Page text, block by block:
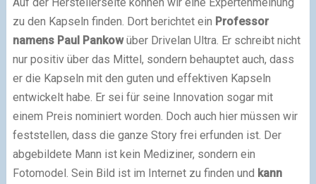
zu den Kapseln finden. Dort berichtet ein Professor
namens Paul Pankowüber Drivelan Ultra. Er schreibt nicht
nur positiv über das Mittel, sondern behauptet auch, dass
er die Kapseln mit den guten und effektiven Kapseln
entwickelt habe. Er sei für seine Innovation sogar mit
einem Preis nominiert worden. Doch auch hier müssen wir
feststellen, dass die ganze Story frei erfunden ist. Der
abgebildete Mann ist kein Mediziner, sondern ein
Fotomodel. Sein Bild ist im Internet zu finden und kann